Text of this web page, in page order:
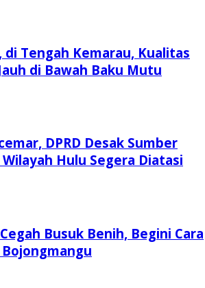
di Tengah Kemarau, Kualitas
di Bawah Baku Mutu
DPRD Desak Sumber
Hulu Segera Diatasi
Busuk Benih, Begini Cara